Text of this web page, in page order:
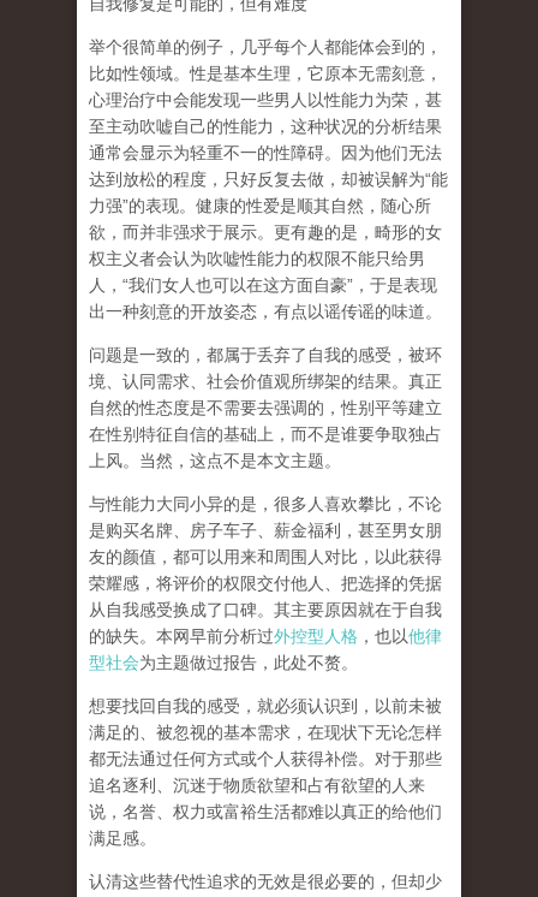
举个很简单的例子，几乎每个人都能体会到的，
比如性领域。性是基本生理，它原本无需刻意，
心理治疗中会能发现一些男人以性能力为荣，甚
至主动吹嘘自己的性能力，这种状况的分析结果
通常会显示为轻重不一的性障碍。因为他们无法
达到放松的程度，只好反复去做，却被误解为“能
力强”的表现。健康的性爱是顺其自然，随心所
欲，而并非强求于展示。更有趣的是，畸形的女
权主义者会认为吹嘘性能力的权限不能只给男
人， “我们女人也可以在这方面自豪” ，于是表现
出一种刻意的开放姿态，有点以谣传谣的味道。
问题是一致的，都属于丢弃了自我的感受，被环
境、认同需求、社会价值观所绑架的结果。真正
自然的性态度是不需要去强调的，性别平等建立
在性别特征自信的基础上，而不是谁要争取独占
上风。当然，这点不是本文主题。
与性能力大同小异的是，很多人喜欢攀比，不论
是购买名牌、房子车子、薪金福利，甚至男女朋
友的颜值，都可以用来和周围人对比，以此获得
荣耀感，将评价的权限交付他人、把选择的凭据
从自我感受换成了口碑。其主要原因就在于自我
的缺失。本网早前分析过外控型人格 ，也以他律
型社会为主题做过报告，此处不赘。
想要找回自我的感受，就必须认识到，以前未被
满足的、被忽视的基本需求，在现状下无论怎样
都无法通过任何方式或个人获得补偿。对于那些
追名逐利、沉迷于物质欲望和占有欲望的人来
说，名誉、权力或富裕生活都难以真正的给他们
满足感。
认清这些替代性追求的无效是很必要的，但却少